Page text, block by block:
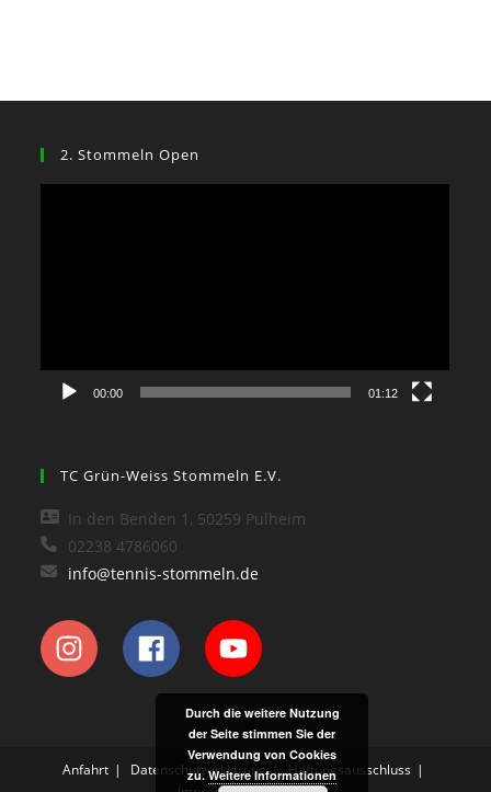
2. Stommeln Open
00:00 01:12
TC Grün-Weiss Stommeln E.V.
In den Benden 1, 50259 Pulheim
02238 4786060
info@tennis-stommeln.de
Anfahrt Datenschutzerklärung
Haftungsausschluss
Durch die weitere Nutzung
der Seite stimmen Sie der
Verwendung von Cookies
zu.Weitere Informationen